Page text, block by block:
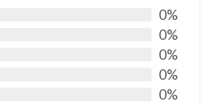
0%
0%
0%
0%
0%